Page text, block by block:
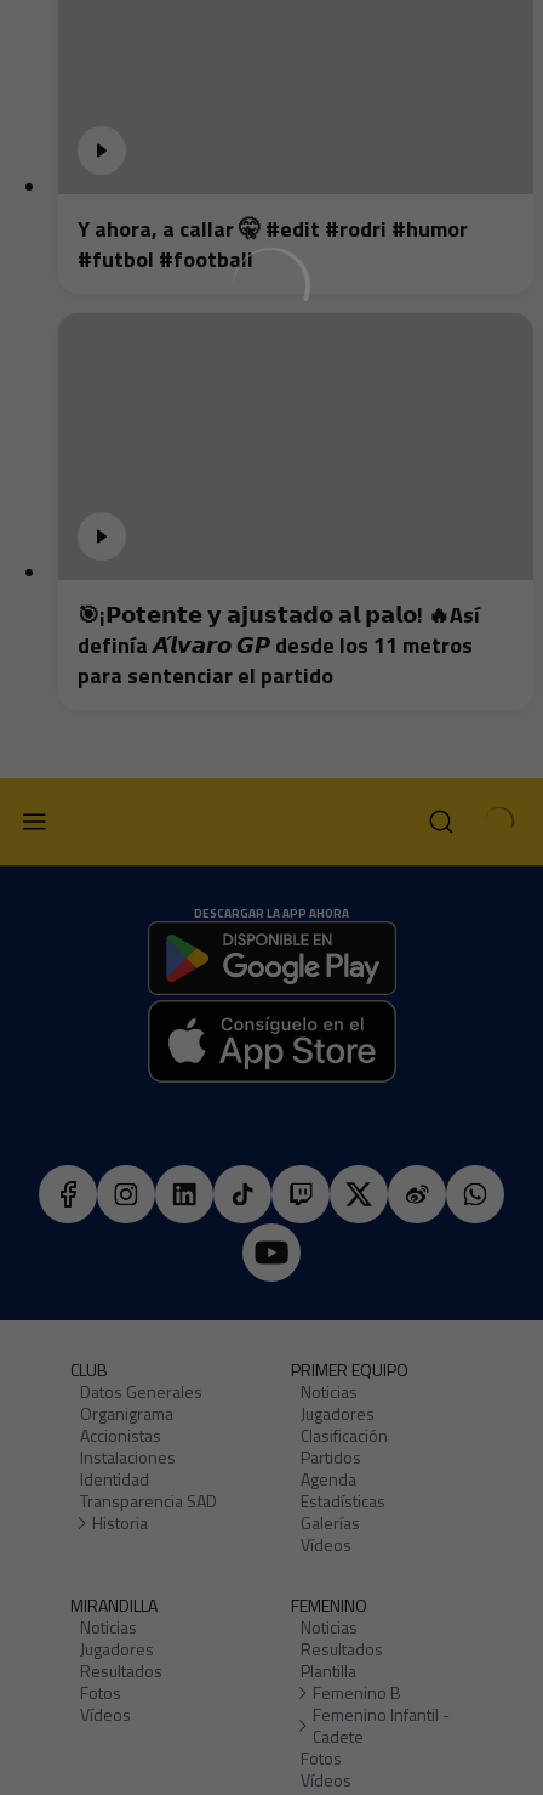
Y ahora, a callar 🤫 #edit #rodri #humor
#futbol #football
🎯¡𝗣𝗼𝘁𝗲𝗻𝘁𝗲 𝘆 𝗮𝗷𝘂𝘀𝘁𝗮𝗱𝗼 𝗮𝗹 𝗽𝗮𝗹𝗼! 🔥Así
definía 𝘼́𝙡𝙫𝙖𝙧𝙤 𝙂𝙋 desde los 11 metros
para sentenciar el partido
DESCARGAR LA APP AHORA
CLUB
Datos Generales
Organigrama
Accionistas
Instalaciones
Identidad
Transparencia SAD
Historia
PRIMER EQUIPO
Noticias
Jugadores
Clasificación
Partidos
Agenda
Estadísticas
Galerías
Vídeos
MIRANDILLA
Noticias
Jugadores
Resultados
Fotos
Vídeos
FEMENINO
Noticias
Resultados
Plantilla
Femenino B
Femenino Infantil -
Cadete
Fotos
Vídeos